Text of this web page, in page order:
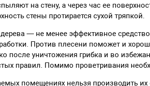
на стену, а через час ее
стены протирается сухой тряпкой.
— не менее эффективное
Против плесени поможет и
после уничтожения грибка и во
правил. Помимо проветривания
помещениях нельзя производить